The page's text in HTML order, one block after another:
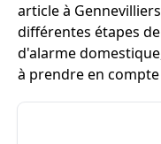
article à
différentes étapes
d'alarme
à prendre en